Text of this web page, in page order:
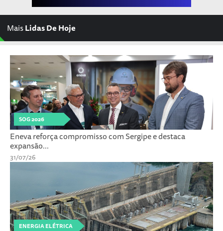
MaisLidas De Hoje
SOG 2026
Eneva reforça compromisso com Sergipe e destaca
expansão...
31/07/26
ENERGIA ELÉTRICA